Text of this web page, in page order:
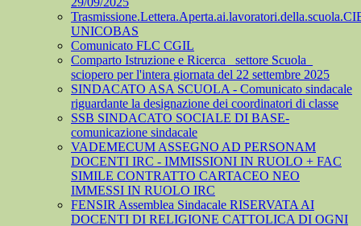
UNICOBAS
Comunicato FLC CGIL
Comparto Istruzione e Ricerca_ settore Scuola_
sciopero per l'intera giornata del 22 settembre 2025
SINDACATO ASA SCUOLA - Comunicato sindacale
riguardante la designazione dei coordinatori di classe
SSB SINDACATO SOCIALE DI BASE-
comunicazione sindacale
VADEMECUM ASSEGNO AD PERSONAM
DOCENTI IRC - IMMISSIONI IN RUOLO + FAC
SIMILE CONTRATTO CARTACEO NEO
IMMESSI IN RUOLO IRC
FENSIR Assemblea Sindacale RISERVATA AI
DOCENTI DI RELIGIONE CATTOLICA DI OGNI